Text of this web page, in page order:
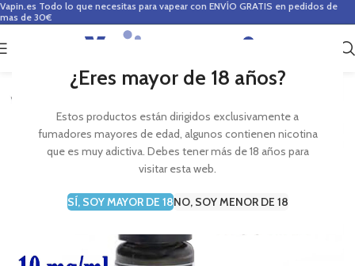
¿Eres mayor de 18 años?
Estos productos están dirigidos exclusivamente a
fumadores mayores de edad, algunos contienen nicotina
que es muy adictiva. Debes tener más de 18 años para
visitar esta web.
SÍ, SOY MAYOR DE 18NO, SOY MENOR DE 18
Vapin.es Todo lo que necesitas para vapear con ENVÍO GRATIS en pedidos de
mas de 30€
0